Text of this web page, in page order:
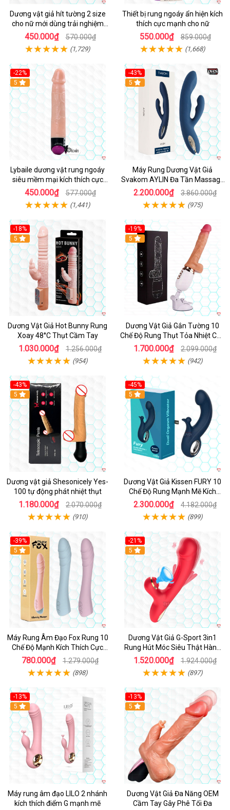
Dương vật giả hít tường 2 size
cho nữ mới dùng trải nghiệm
thật
450.000₫ 570.000₫
(1,729)
Thiết bị rung ngoáy ẩn hiện kích
thích cực mạnh cho nữ
550.000₫ 859.000₫
(1,668)
-22%
Hot
5
Lybaile dương vật rung ngoáy
siêu mềm mại kích thích cực
mạnh
450.000₫ 577.000₫
(1,441)
-43%
Hot
5
Máy Rung Dương Vật Giả
Svakom AYLIN Đa Tần Massage
Sướng
2.200.000₫ 3.860.000₫
(975)
-18%
Hot
5
Dương Vật Giả Hot Bunny Rung
Xoay 48°C Thụt Cầm Tay
1.030.000₫ 1.256.000₫
(954)
-19%
Hot
5
Dương Vật Giả Gắn Tường 10
Chế Độ Rung Thụt Tỏa Nhiệt Cao
Cấp
1.700.000₫ 2.099.000₫
(942)
-43%
5
Dương vật giả Shesonicely Yes-
100 tự động phát nhiệt thụt
1.180.000₫ 2.070.000₫
(910)
-45%
Hot
5
Dương Vật Giả Kissen FURY 10
Chế Độ Rung Mạnh Mẽ Kích
Thích
2.300.000₫ 4.182.000₫
(899)
-39%
Hot
5
Máy Rung Âm Đạo Fox Rung 10
Chế Độ Mạnh Kích Thích Cực
Sướng
780.000₫ 1.279.000₫
(898)
-21%
Hot
5
Dương Vật Giả G-Sport 3in1
Rung Hút Móc Siêu Thật Hàng
Hot
1.520.000₫ 1.924.000₫
(897)
-13%
Hot
5
Máy rung âm đạo LILO 2 nhánh
kích thích điểm G mạnh mẽ
-13%
Hot
5
Dương Vật Giả Đa Năng OEM
Cầm Tay Gây Phê Tối Đa